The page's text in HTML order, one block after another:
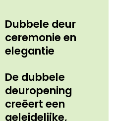
Dubbele deur
ceremonie en
elegantie
De dubbele
deuropening
creëert een
geleidelijke,